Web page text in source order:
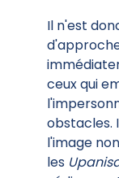
Il n'est
ceux qui
obstacles.
l'image
les